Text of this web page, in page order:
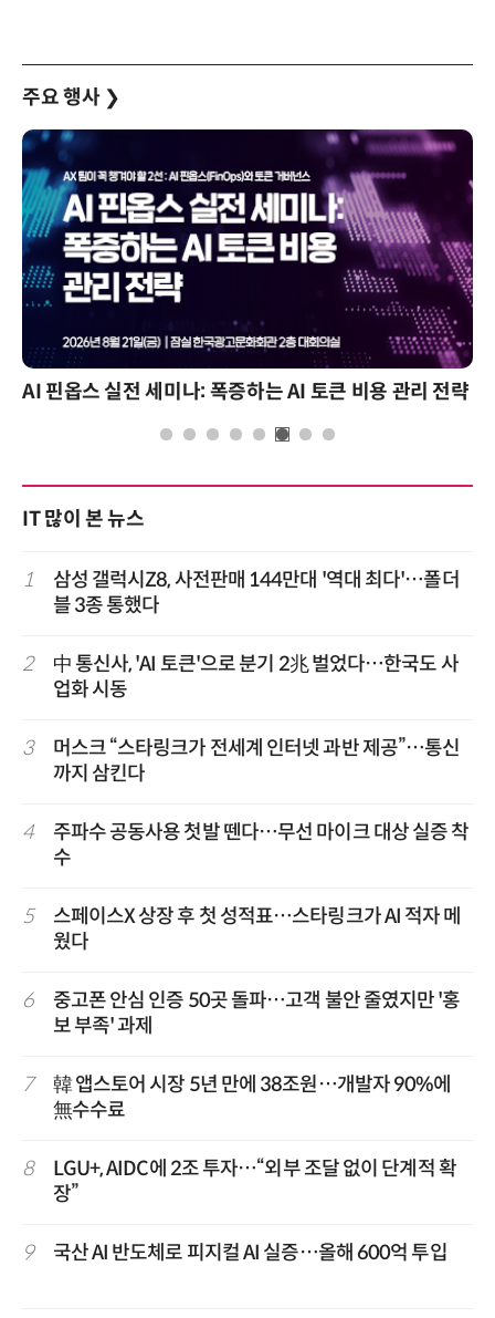
주요 행사 ❯
AI 핀옵스 실전 세미나: 폭증하는 AI 토큰 비용 관리 전략
IT 많이 본 뉴스
1
삼성 갤럭시Z8, 사전판매 144만대 '역대 최다'…폴더
블 3종 통했다
2
中 통신사, 'AI 토큰'으로 분기 2兆 벌었다…한국도 사
업화 시동
3
머스크 “스타링크가 전세계 인터넷 과반 제공”…통신
까지 삼킨다
4
주파수 공동사용 첫발 뗀다…무선 마이크 대상 실증 착
수
5
스페이스X 상장 후 첫 성적표…스타링크가 AI 적자 메
웠다
6
중고폰 안심 인증 50곳 돌파…고객 불안 줄였지만 '홍
보 부족' 과제
7
韓 앱스토어 시장 5년 만에 38조원…개발자 90%에
無수수료
8
LGU+, AIDC에 2조 투자…“외부 조달 없이 단계적 확
장”
9 국산 AI 반도체로 피지컬 AI 실증…올해 600억 투입